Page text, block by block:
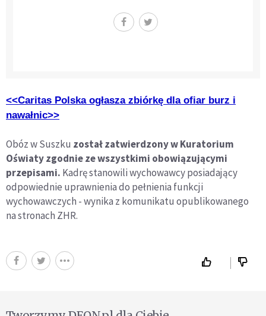
<<Caritas Polska ogłasza zbiórkę dla ofiar burz i
nawałnic>>
Obóz w Suszku został zatwierdzony w Kuratorium
Oświaty zgodnie ze wszystkimi obowiązującymi
przepisami. Kadrę stanowili wychowawcy posiadający
odpowiednie uprawnienia do pełnienia funkcji
wychowawczych - wynika z komunikatu opublikowanego
na stronach ZHR.